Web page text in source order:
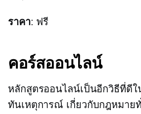
ราคา: ฟรี
คอร์สออนไลน์
หลักสูตรออนไลน์เป็นอีกวิธีที่ดีใ
ทันเหตุการณ์ เกี่ยวกับกฎหมาย